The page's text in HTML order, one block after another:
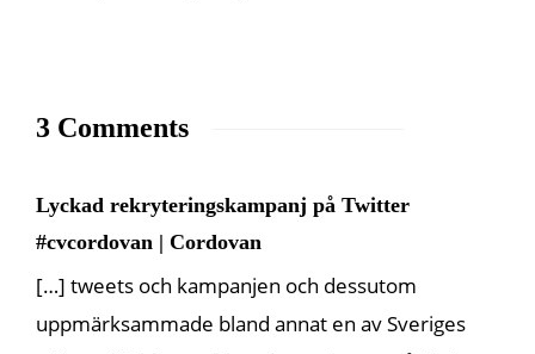
3 Comments
Lyckad rekryteringskampanj på Twitter
#cvcordovan | Cordovan
[…] tweets och kampanjen och dessutom
uppmärksammade bland annat en av Sveriges